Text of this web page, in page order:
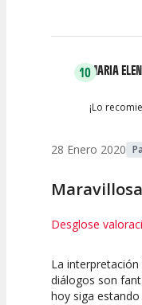
10MARIA
¡Lo
28 Enero 2020
Maravillosa
Desglose
10
Calidad del
La
diálogos son
hoy siga estando